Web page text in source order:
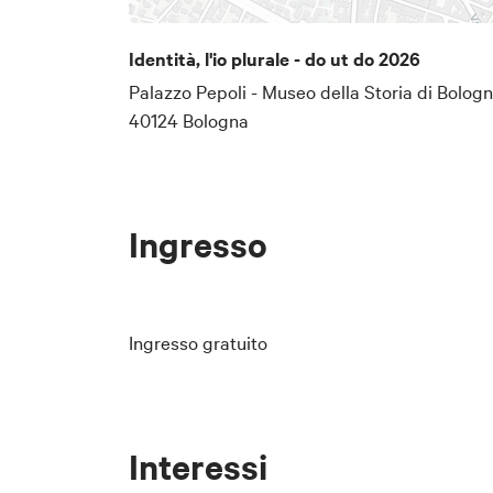
installazione, pratiche
trasformazione, immaginario
La mostra sarà visitabile
BoA Spazio Arte
Identità, l'io plurale - do ut do 2026
Palazzo Pepoli - Museo della Storia di
40124 Bologna
Ingresso
Ingresso gratuito
Interessi